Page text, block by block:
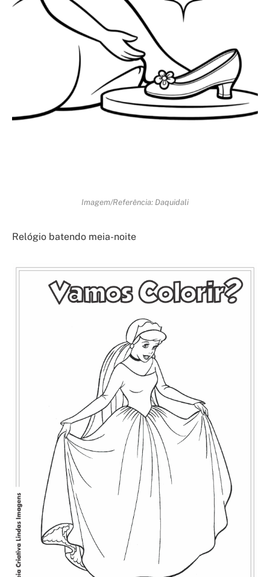
Imagem/Referência: Daquidali
Relógio batendo meia-noite